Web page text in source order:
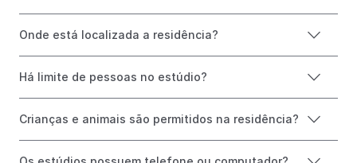
Onde está localizada a residência?
Há limite de pessoas no estúdio?
Crianças e animais são permitidos na residência?